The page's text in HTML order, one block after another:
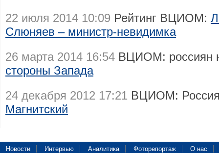
22 июля 2014 10:09 Рейтинг ВЦИОМ:
Слюняев – министр-невидимка
26 марта 2014 16:54 ВЦИОМ: россиян
стороны Запада
24 декабря 2012 17:21 ВЦИОМ:
Магнитский
Новости Интервью Аналитика Фоторепортаж О нас